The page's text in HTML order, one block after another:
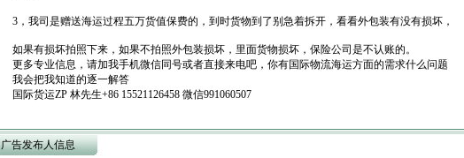
3，我司是赠送海运过程五万货值保费的，到时货物到了别急着拆开，看看外包装有没有损坏，
如果有损坏拍照下来，如果不拍照外包装损坏，里面货物损坏，保险公司是不认账的。
更多专业信息，请加我手机微信同号或者直接来电吧，你有国际物流海运方面的需求什么问题
我会把我知道的逐一解答
国际货运ZP 林先生+86 15521126458 微信991060507
广告发布人信息